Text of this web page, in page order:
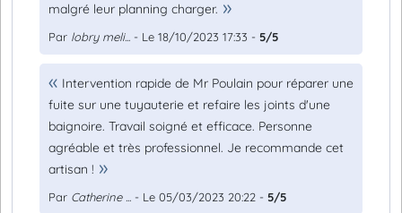
malgré leur planning charger.
Par lobry meli... - Le 18/10/2023 17:33 - 5/5
Intervention rapide de Mr Poulain pour réparer une
fuite sur une tuyauterie et refaire les joints d'une
baignoire. Travail soigné et efficace. Personne
agréable et très professionnel. Je recommande cet
artisan !
Par Catherine ... - Le 05/03/2023 20:22 - 5/5